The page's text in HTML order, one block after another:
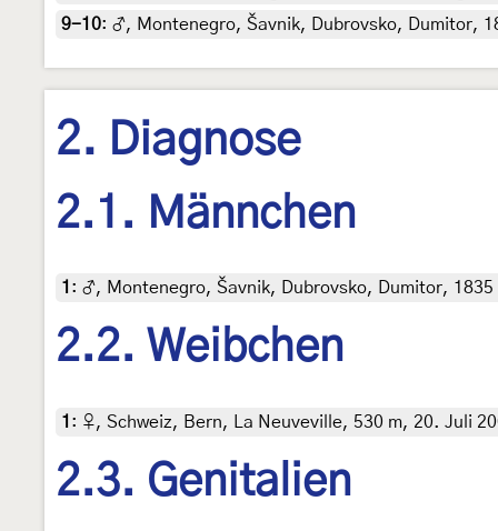
9-10: ♂, Montenegro, Šavnik, Dubrovsko, Dumitor,
2. Diagnose
2.1. Männchen
1 : ♂, Montenegro, Šavnik, Dubrovsko, Dumitor,
2.2. Weibchen
1 : ♀, Schweiz, Bern, La Neuveville, 530 m, 20. Juli
2.3. Genitalien